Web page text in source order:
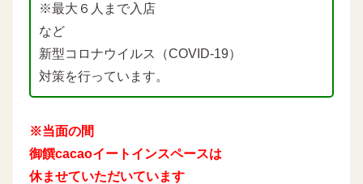
※最大６人まで入店
など
新型コロナウイルス（COVID-19）
対策を行っています。
※当面の間
御饌cacaoイートインスペースは
休ませていただいています